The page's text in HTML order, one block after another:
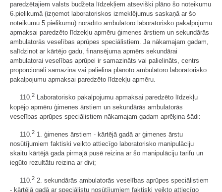
paredzētajiem valsts budžeta līdzekļiem atsevišķi plāno šo noteikumu
6.pielikumā (izņemot laboratoriskos izmeklējumus saskaņā ar šo
noteikumu 5.pielikumu) norādīto ambulatoro laboratorisko pakalpojumu
apmaksai paredzēto līdzekļu apmēru ģimenes ārstiem un sekundārās
ambulatorās veselības aprūpes speciālistiem. Ja nākamajam gadam,
salīdzinot ar kārtējo gadu, finansējuma apmērs sekundārai
ambulatorai veselības aprūpei ir samazināts vai palielināts, centrs
proporcionāli samazina vai palielina plānoto ambulatoro laboratorisko
pakalpojumu apmaksai paredzēto līdzekļu apmēru.
110.2 Laboratorisko pakalpojumu apmaksai paredzēto līdzekļu
kopējo apmēru ģimenes ārstiem un sekundārās ambulatorās
veselības aprūpes speciālistiem nākamajam gadam aprēķina šādi:
110. 2 1. ģimenes ārstiem - kārtējā gadā ar ģimenes ārstu
nosūtījumiem faktiski veikto attiecīgo laboratorisko manipulāciju
skaitu kārtējā gada pirmajā pusē reizina ar šo manipulāciju tarifu un
iegūto rezultātu reizina ar divi;
110.2 2. sekundārās ambulatorās veselības aprūpes speciālistiem
- kārtējā gadā ar speciālistu nosūtījumiem faktiski veikto attiecīgo